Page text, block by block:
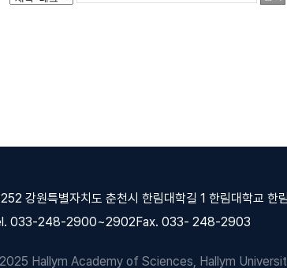
강원특별자치도 춘천시 한림대학길 1 한림대학교 한
033-248-2900~2902Fax. 033- 248-2903
Hallym Academy of Sciences, Hallym